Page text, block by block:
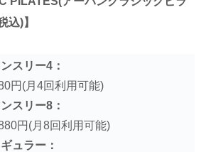
込)】
マンス
円 (月4回利用可能)
スリー8：
円(月8回利用可能)
ュラー：